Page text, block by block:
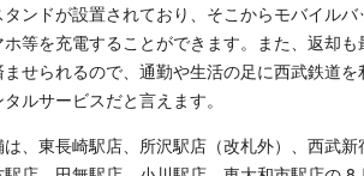
ンドが設置されており、そこからモバイル
等を充電することができます。また、返却
せられるので、通勤や生活の足に西武鉄道
ルサービスだと言えます。
、東長崎駅店、所沢駅店（改札外）、西武